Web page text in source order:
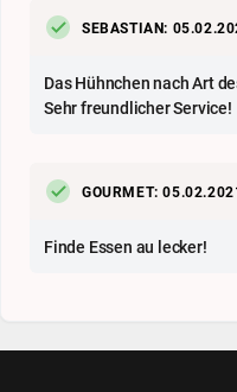
SEBASTIAN:
Das Hühnchen nach Art
Sehr freundlicher Service!
GOURMET:
Finde Essen au lecker!